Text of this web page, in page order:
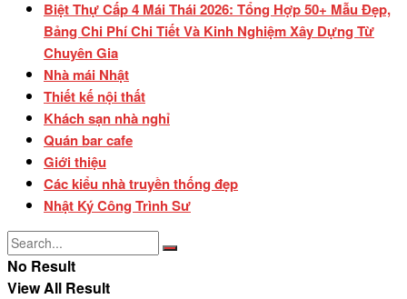
Biệt Thự Cấp 4 Mái Thái 2026: Tổng Hợp 50+ Mẫu Đẹp,
Bảng Chi Phí Chi Tiết Và Kinh Nghiệm Xây Dựng Từ
Chuyên Gia
Nhà mái Nhật
Thiết kế nội thất
Khách sạn nhà nghỉ
Quán bar cafe
Giới thiệu
Các kiểu nhà truyền thống đẹp
Nhật Ký Công Trình Sư
No Result
View All Result